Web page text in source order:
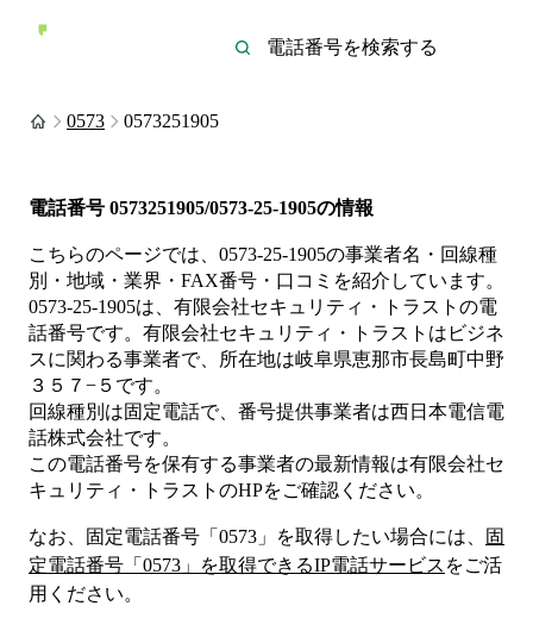
0573 0573251905
電話番号 0573251905/0573-25-1905の情報
こちらのページでは、 0573-25-1905の事業者名・回線種
別・地域・業界・FAX番号・口コミを紹介しています。
0573-25-1905は、 有限会社セキュリティ・トラスト の電
話番号です。 有限会社セキュリティ・トラストは ビジネ
スに関わる事業者で、所在地は岐阜県恵那市長島町中野
３５７−５ です。
回線種別は固定電話で、番号提供事業者は西日本電信電
話株式会社です。
この電話番号を保有する事業者の最新情報は有限会社セ
キュリティ・トラスト のHPをご確認ください。
なお、固定電話番号「 0573 」を取得したい場合には、
固
定電話番号「 0573 」を取得できるIP電話サービス をご活
用ください。